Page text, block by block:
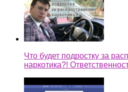
Что будет подростку за
наркотика?!